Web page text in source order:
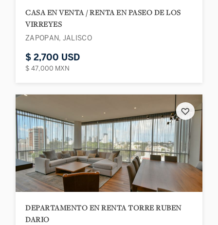
CASA EN VENTA / RENTA EN PASEO DE LOS
VIRREYES
ZAPOPAN, JALISCO
$ 2,700 USD
$ 47,000 MXN
♡
DEPARTAMENTO EN RENTA TORRE RUBEN
DARIO